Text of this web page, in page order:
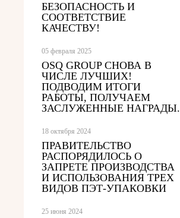
БЕЗОПАСНОСТЬ И
СООТВЕТСТВИЕ
КАЧЕСТВУ!
05 февраля 2025
OSQ GROUP СНОВА В
ЧИСЛЕ ЛУЧШИХ!
ПОДВОДИМ ИТОГИ
РАБОТЫ, ПОЛУЧАЕМ
ЗАСЛУЖЕННЫЕ НАГРАДЫ.
18 октября 2024
ПРАВИТЕЛЬСТВО
РАСПОРЯДИЛОСЬ О
ЗАПРЕТЕ ПРОИЗВОДСТВА
И ИСПОЛЬЗОВАНИЯ ТРЕХ
ВИДОВ ПЭТ-УПАКОВКИ
25 июня 2024